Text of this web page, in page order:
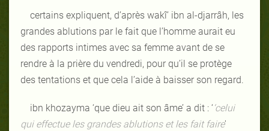
certains expliquent, d’après wakî’ ibn al-djarrâh, les
grandes ablutions par le fait que l’homme aurait eu
des rapports intimes avec sa femme avant de se
rendre à la prière du vendredi, pour qu’il se protège
des tentations et que cela l’aide à baisser son regard.
ibn khozayma ‘que dieu ait son âme’ a dit : ‘‘celui
qui effectue les grandes ablutions et les fait faire'